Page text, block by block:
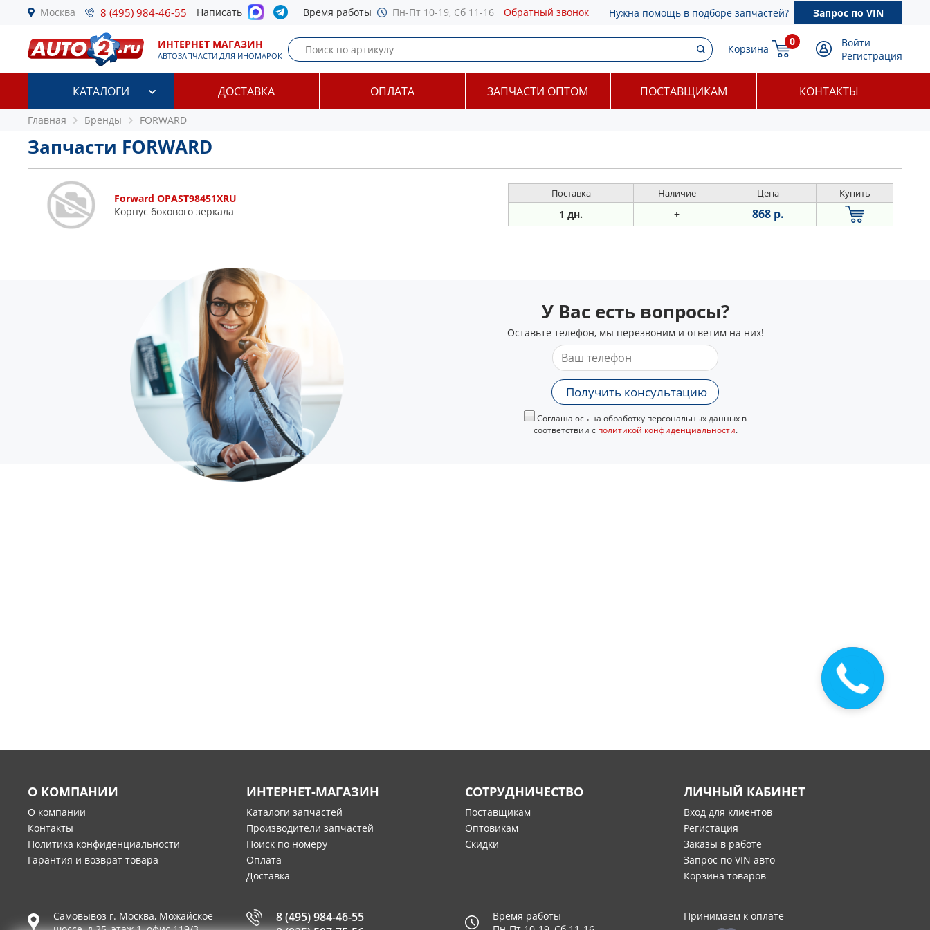
Москва 8 (495) 984-46-55 Написать Время работы Пн-Пт 10-19, Сб 11-16 Обратный звонок Нужна помощь в подборе запчастей? Запрос по VIN
ИНТЕРНЕТ МАГАЗИН
АВТОЗАПЧАСТИ ДЛЯ ИНОМАРОК
Корзина
0
Войти
Регистрация
КАТАЛОГИ ДОСТАВКА ОПЛАТА ЗАПЧАСТИ ОПТОМ ПОСТАВЩИКАМ КОНТАКТЫ
Главная Бренды FORWARD
Запчасти FORWARD
Forward OPAST98451XRU
Корпус бокового зеркала
Поставка Наличие Цена Купить
1 дн. + 868 р.
У Вас есть вопросы?
Оставьте телефон, мы перезвоним и ответим на них!
Получить консультацию
Соглашаюсь на обработку персональных данных в
соответствии с политикой конфиденциальности.
О КОМПАНИИ
О компании
Контакты
Политика конфиденциальности
Гарантия и возврат товара
ИНТЕРНЕТ-МАГАЗИН
Каталоги запчастей
Производители запчастей
Поиск по номеру
Оплата
Доставка
СОТРУДНИЧЕСТВО
Поставщикам
Оптовикам
Скидки
ЛИЧНЫЙ КАБИНЕТ
Вход для клиентов
Регистация
Заказы в работе
Запрос по VIN авто
Корзина товаров
Самовывоз г. Москва, Можайское
8 (495) 984-46-55
Время работы
Принимаем к оплате
Закажите
звонок